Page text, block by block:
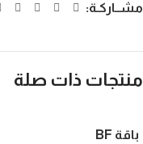
مشــاركـة:
منتجات ذات صلة
باقة BF